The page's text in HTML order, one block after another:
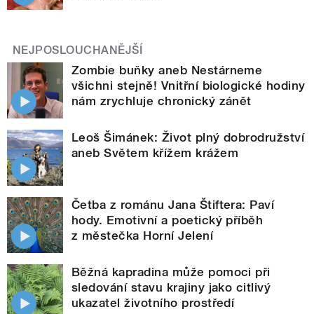
NEJPOSLOUCHANĚJŠÍ
Zombie buňky aneb Nestárneme
všichni stejně! Vnitřní biologické hodiny
nám zrychluje chronický zánět
Leoš Šimánek: Život plný dobrodružství
aneb Světem křížem krážem
Četba z románu Jana Štiftera: Paví
hody. Emotivní a poetický příběh
z městečka Horní Jelení
Běžná kapradina může pomoci při
sledování stavu krajiny jako citlivý
ukazatel životního prostředí